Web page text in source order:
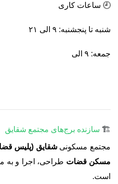
🕘 ساعات کاری
شنبه تا پنجشنبه: ۹ الی ۲۱
جمعه: ۹ الی
🏗️ سازنده برج‌های مجتمع شقایق
مجتمع مسکونیشقایق (پلیس
مسکن قضات طراحی، اجرا و به
است.